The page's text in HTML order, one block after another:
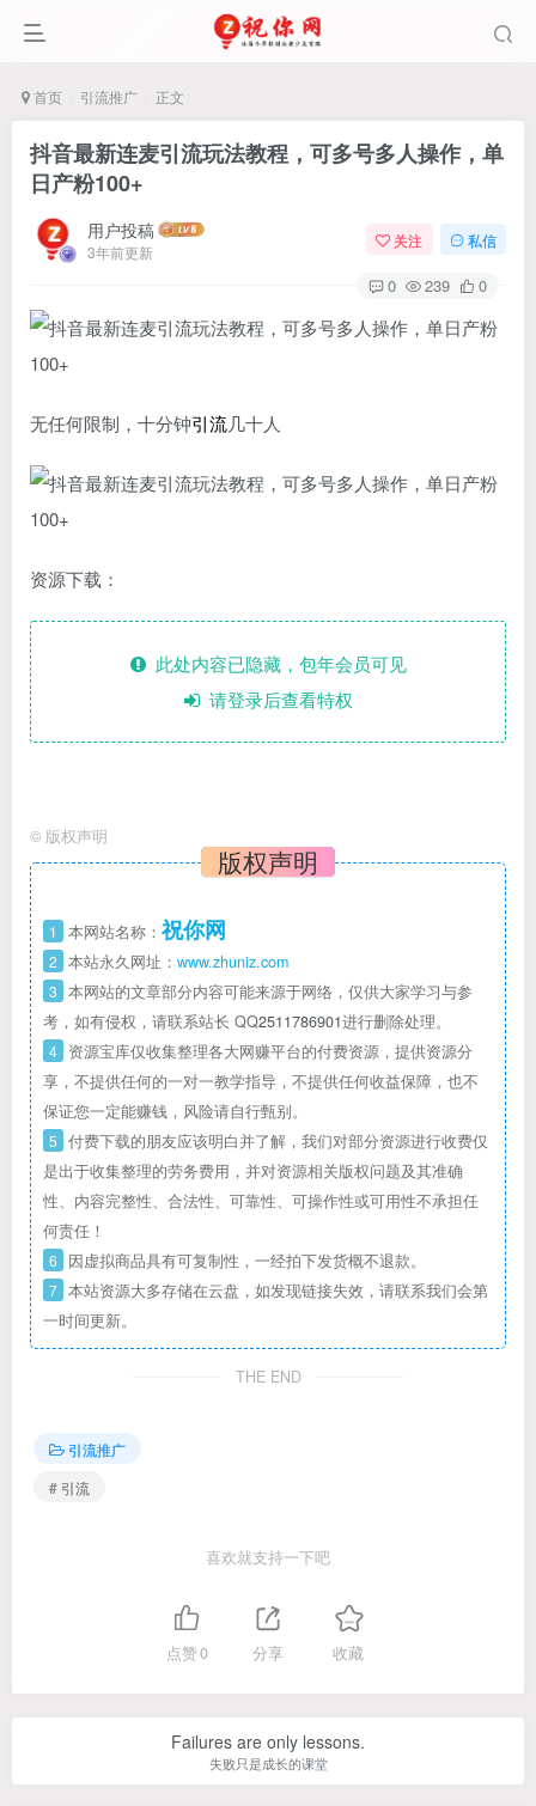
首页 引流推广 正文
抖音最新连麦引流玩法教程，可多号多人操作，单
日产粉100+
用户投稿
3年前更新
关注 私信
0 239 0
无任何限制，十分钟引流几十人
资源下载：
此处内容已隐藏，包年会员可见
请登录后查看特权
© 版权声明
版权声明
1 本网站名称： 祝你网
2 本站永久网址： www.zhuniz.com
3 本网站的文章部分内容可能来源于网络，仅供大家学习与参
考，如有侵权，请联系站长 QQ2511786901进行删除处理。
4 资源宝库仅收集整理各大网赚平台的付费资源，提供资源分
享，不提供任何的一对一教学指导，不提供任何收益保障，也不
保证您一定能赚钱，风险请自行甄别。
5 付费下载的朋友应该明白并了解，我们对部分资源进行收费仅
是出于收集整理的劳务费用，并对资源相关版权问题及其准确
性、内容完整性、合法性、可靠性、可操作性或可用性不承担任
何责任！
6 因虚拟商品具有可复制性，一经拍下发货概不退款。
7 本站资源大多存储在云盘，如发现链接失效，请联系我们会第
一时间更新。
THE END
引流推广
# 引流
喜欢就支持一下吧
点赞0 分享 收藏
Failures are only lessons.
失败只是成长的课堂